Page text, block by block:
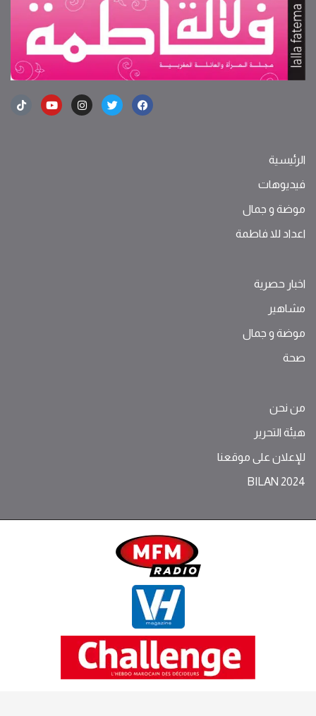
الرئيسية
فيديوهات
موضة ‫و‬ ‫‬‫جمال‬
اعداد للا فاطمة
اخبار حصرية
مشاهير
موضة ‫و‬ ‫‬‫جمال‬
صحة
من نحن
هيئة التحرير
للإعلان على موقعنا
BILAN 2024